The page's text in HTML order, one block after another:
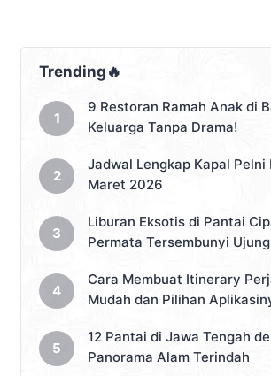
Trending🔥
9 Restoran Ramah Anak di
Keluarga Tanpa Drama!
Jadwal Lengkap Kapal Pelni
Maret 2026
Liburan Eksotis di Pantai
Permata Tersembunyi
Cara Membuat Itinerary
Mudah dan Pilihan
12 Pantai di Jawa Tengah
Panorama Alam Terindah